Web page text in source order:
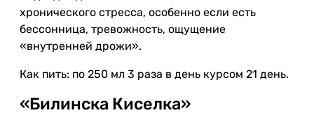
хронического стресса, особенно если есть
бессонница, тревожность, ощущение
«внутренней дрожи».
Как пить: по 250 мл 3 раза в день курсом 21 день.
«Билинска Киселка»